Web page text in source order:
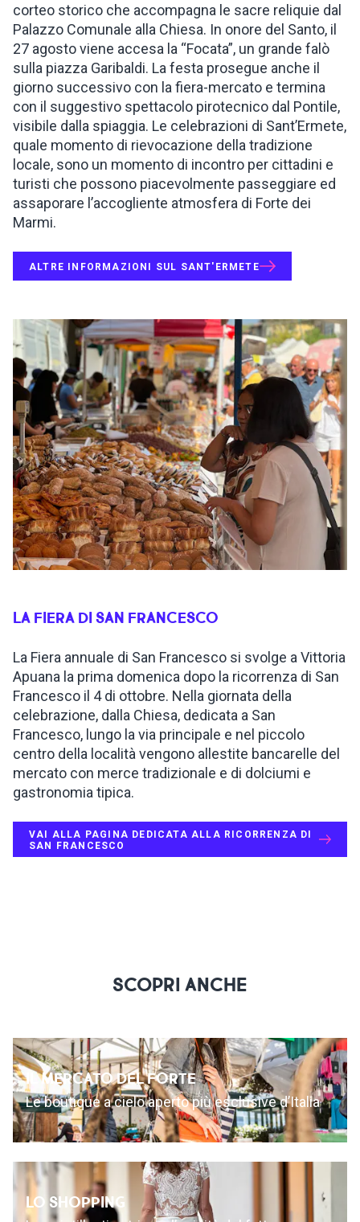
corteo storico che accompagna le sacre reliquie dal
Palazzo Comunale alla Chiesa. In onore del Santo, il
27 agosto viene accesa la “Focata”, un grande falò
sulla piazza Garibaldi. La festa prosegue anche il
giorno successivo con la fiera-mercato e termina
con il suggestivo spettacolo pirotecnico dal Pontile,
visibile dalla spiaggia. Le celebrazioni di Sant’Ermete,
quale momento di rievocazione della tradizione
locale, sono un momento di incontro per cittadini e
turisti che possono piacevolmente passeggiare ed
assaporare l’accogliente atmosfera di Forte dei
Marmi.
ALTRE INFORMAZIONI SUL SANT'ERMETE
LA FIERA DI SAN FRANCESCO
La Fiera annuale di San Francesco si svolge a Vittoria
Apuana la prima domenica dopo la ricorrenza di San
Francesco il 4 di ottobre. Nella giornata della
celebrazione, dalla Chiesa, dedicata a San
Francesco, lungo la via principale e nel piccolo
centro della località vengono allestite bancarelle del
mercato con merce tradizionale e di dolciumi e
gastronomia tipica.
VAI ALLA PAGINA DEDICATA ALLA RICORRENZA DI
SAN FRANCESCO
SCOPRI ANCHE
IL MERCATO DEL FORTE
Le boutique a cielo aperto più esclusive d’Italia
LO SHOPPING